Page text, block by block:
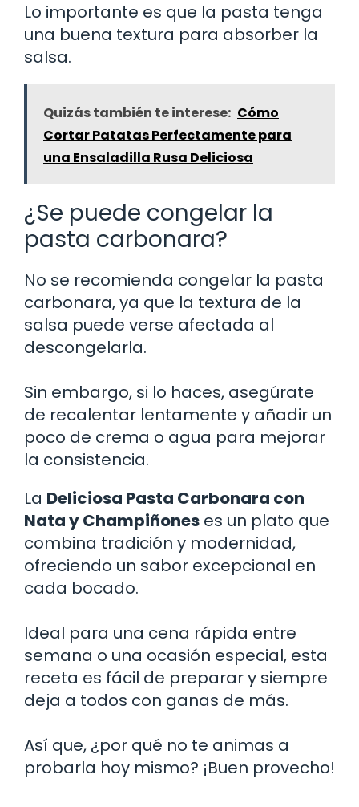
Lo importante es que la pasta tenga
una buena textura para absorber la
salsa.
Quizás también te interese: Cómo
Cortar Patatas Perfectamente para
una Ensaladilla Rusa Deliciosa
¿Se puede congelar la
pasta carbonara?
No se recomienda congelar la pasta
carbonara, ya que la textura de la
salsa puede verse afectada al
descongelarla.
Sin embargo, si lo haces, asegúrate
de recalentar lentamente y añadir un
poco de crema o agua para mejorar
la consistencia.
La Deliciosa Pasta Carbonara con
Nata y Champiñones es un plato que
combina tradición y modernidad,
ofreciendo un sabor excepcional en
cada bocado.
Ideal para una cena rápida entre
semana o una ocasión especial, esta
receta es fácil de preparar y siempre
deja a todos con ganas de más.
Así que, ¿por qué no te animas a
probarla hoy mismo? ¡Buen provecho!